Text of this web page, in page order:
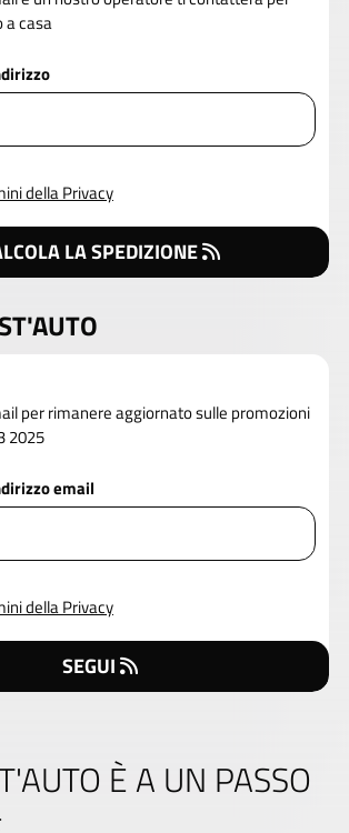
a casa
della Privacy
LA SPEDIZIONE
per rimanere aggiornato sulle promozioni
2025
email
della Privacy
SEGUI
È A UN PASSO